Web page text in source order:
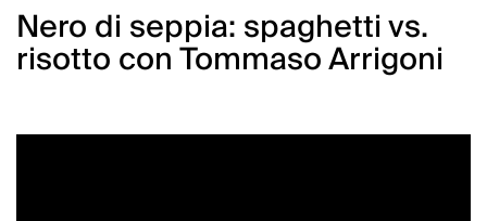
Nero di seppia: spaghetti vs.
risotto con Tommaso Arrigoni